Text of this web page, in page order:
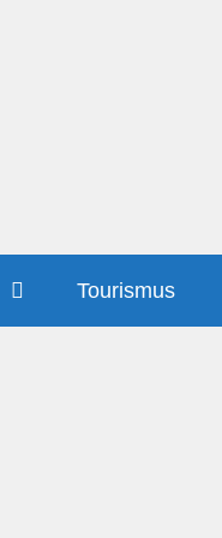
Tourismus